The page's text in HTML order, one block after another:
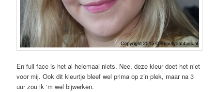
En full face is het al helemaal niets. Nee, deze kleur doet het niet
voor mij. Ook dit kleurtje bleef wel prima op z’n plek, maar na 3
uur zou ik ‘m wel bijwerken.